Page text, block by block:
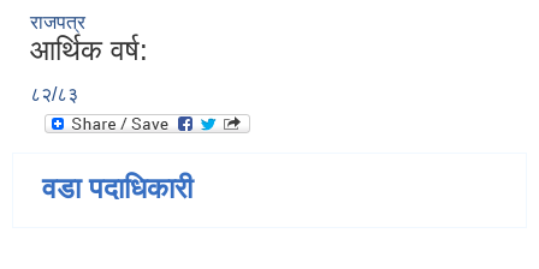
राजपत्र
आर्थिक वर्ष:
८२/८३
वडा पदाधिकारी